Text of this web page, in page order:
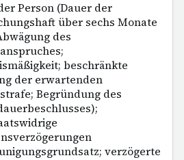
Person (Dauer der
über sechs Monate
des
beschränkte
der erwartenden
Begründung des
verzögerte